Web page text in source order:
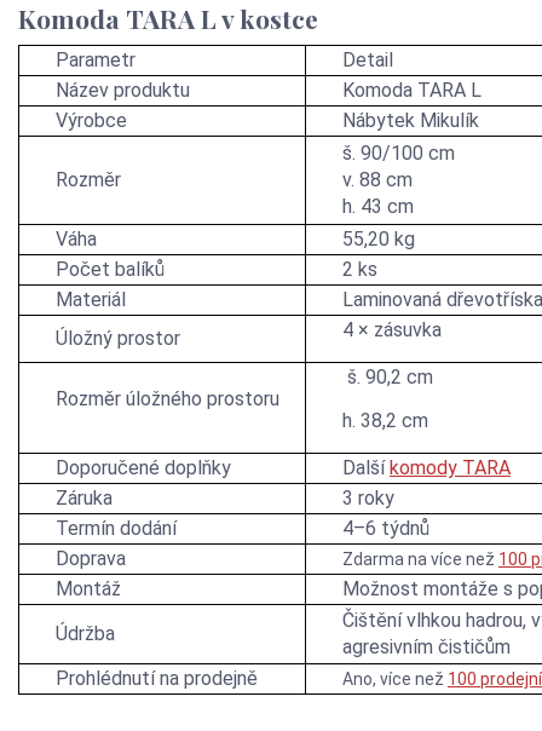
Komoda TARA L v kostce
Parametr
Detail
Název produktu
Komoda TARA L
Výrobce
Nábytek Mikulík
Rozměr
š. 90/100 cm
v. 88 cm
h. 43 cm
Váha
55,20 kg
Počet balíků
2 ks
Materiál
Laminovaná dřevotříska
Úložný prostor
4 × zásuvka
Rozměr úložného prostoru
š. 90,2 cm
h. 38,2 cm
Doporučené doplňky Dalšíkomody TARA
Záruka
3 roky
Termín dodání
4–6 týdnů
Doprava
Zdarma na více než 100
Montáž
Možnost montáže s
Údržba
Čištění vlhkou hadrou,
agresivním čističům
Prohlédnutí na prodejně
Ano, více než 100